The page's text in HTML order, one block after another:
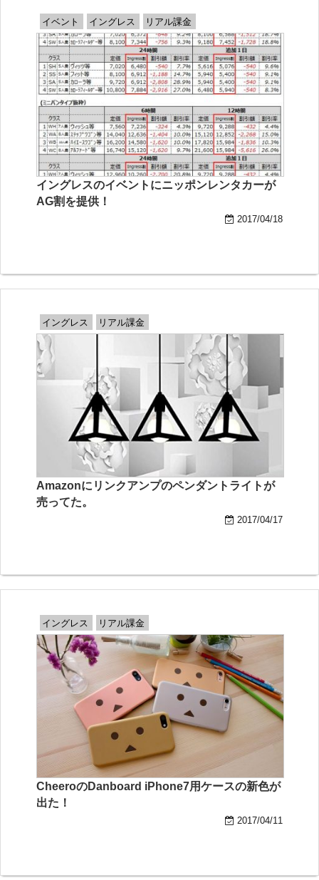
イベント イングレス リアル課金
イングレスのイベントにニッポンレンタカーが
AG割を提供！
2017/04/18
イングレス リアル課金
Amazonにリンクアンプのペンダントライトが
売ってた。
2017/04/17
イングレス リアル課金
CheeroのDanboard iPhone7用ケースの新色が
出た！
2017/04/11